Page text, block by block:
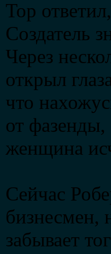
Тор
Создатель
Через
открыл
что
от фазенды,
женщина
Сейчас
бизнесмен,
забывает